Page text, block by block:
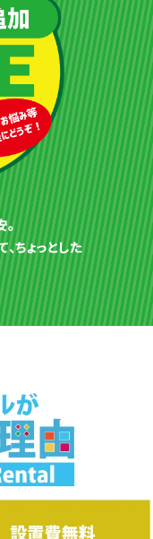
。
ちょっとした